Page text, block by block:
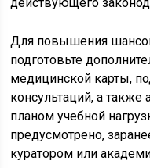
Для повышения
подготовьте
медицинской карты,
консультаций, а
планом учебной
предусмотрено,
куратором или